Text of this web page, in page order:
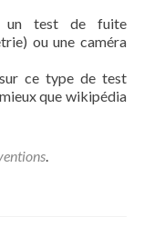
un test de fuite
ou une caméra
ce type de test
que wikipédia
.